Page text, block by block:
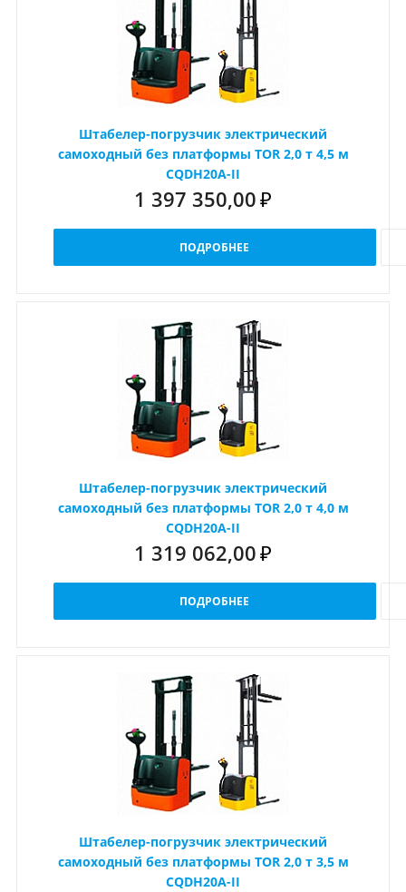
Штабелер-погрузчик электрический
самоходный без платформы TOR 2,0 т 4,5 м
CQDH20A-II
1 397 350,00 ₽
ПОДРОБНЕЕ
Штабелер-погрузчик электрический
самоходный без платформы TOR 2,0 т 4,0 м
CQDH20A-II
1 319 062,00 ₽
ПОДРОБНЕЕ
Штабелер-погрузчик электрический
самоходный без платформы TOR 2,0 т 3,5 м
CQDH20A-II